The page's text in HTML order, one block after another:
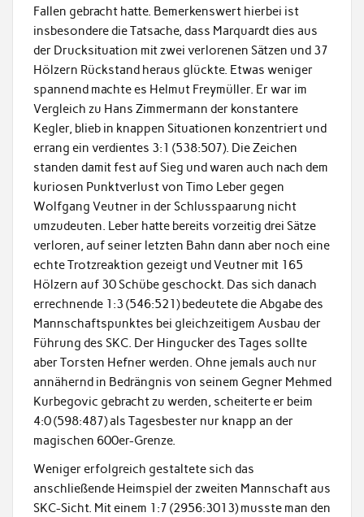
Fallen gebracht hatte. Bemerkenswert hierbei ist
insbesondere die Tatsache, dass Marquardt dies aus
der Drucksituation mit zwei verlorenen Sätzen und 37
Hölzern Rückstand heraus glückte. Etwas weniger
spannend machte es Helmut Freymüller. Er war im
Vergleich zu Hans Zimmermann der konstantere
Kegler, blieb in knappen Situationen konzentriert und
errang ein verdientes 3:1 (538:507). Die Zeichen
standen damit fest auf Sieg und waren auch nach dem
kuriosen Punktverlust von Timo Leber gegen
Wolfgang Veutner in der Schlusspaarung nicht
umzudeuten. Leber hatte bereits vorzeitig drei Sätze
verloren, auf seiner letzten Bahn dann aber noch eine
echte Trotzreaktion gezeigt und Veutner mit 165
Hölzern auf 30 Schübe geschockt. Das sich danach
errechnende 1:3 (546:521) bedeutete die Abgabe des
Mannschaftspunktes bei gleichzeitigem Ausbau der
Führung des SKC. Der Hingucker des Tages sollte
aber Torsten Hefner werden. Ohne jemals auch nur
annähernd in Bedrängnis von seinem Gegner Mehmed
Kurbegovic gebracht zu werden, scheiterte er beim
4:0 (598:487) als Tagesbester nur knapp an der
magischen 600er-Grenze.
Weniger erfolgreich gestaltete sich das
anschließende Heimspiel der zweiten Mannschaft aus
SKC-Sicht. Mit einem 1:7 (2956:3013) musste man den